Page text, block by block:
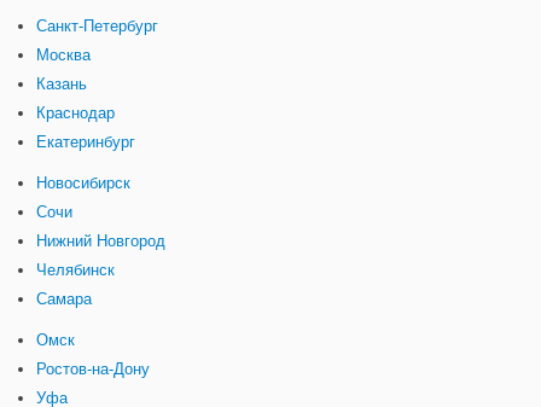
Санкт-Петербург
Москва
Казань
Краснодар
Екатеринбург
Новосибирск
Сочи
Нижний Новгород
Челябинск
Самара
Омск
Ростов-на-Дону
Уфа